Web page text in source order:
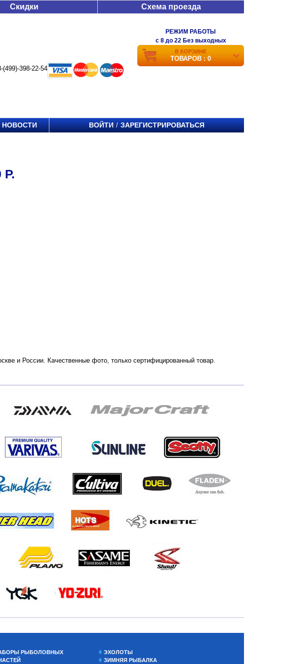
Скидки Схема проезда
(499)-398-22-54
РЕЖИМ РАБОТЫ
c 8 до 22 Без выходных
В КОРЗИНЕ
ТОВАРОВ : 0
НОВОСТИ ВОЙТИ / ЗАРЕГИСТРИРОВАТЬСЯ
Р.
и России. Качественные фото, только сертифицированный товар.
РЫБОЛОВНЫХ
ЭХОЛОТЫ
ЗИМНЯЯ РЫБАЛКА